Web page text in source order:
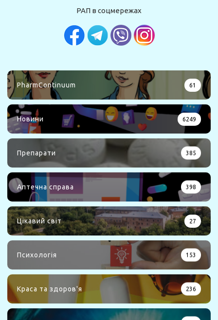
РАП в соцмережах
PharmContinuum 61
Новини 6249
Препарати 385
Аптечна справа 398
Цікавий світ 27
Психологія 153
Краса та здоров'я 236